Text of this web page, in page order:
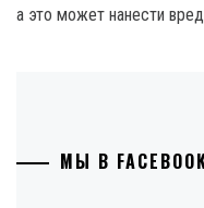
а это может нанести
МЫ В